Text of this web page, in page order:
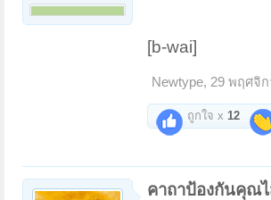
[b-wai]
Newtype, 29 พฤศจิ
ถูกใจ x 12
คาถาป้องกันคุณ